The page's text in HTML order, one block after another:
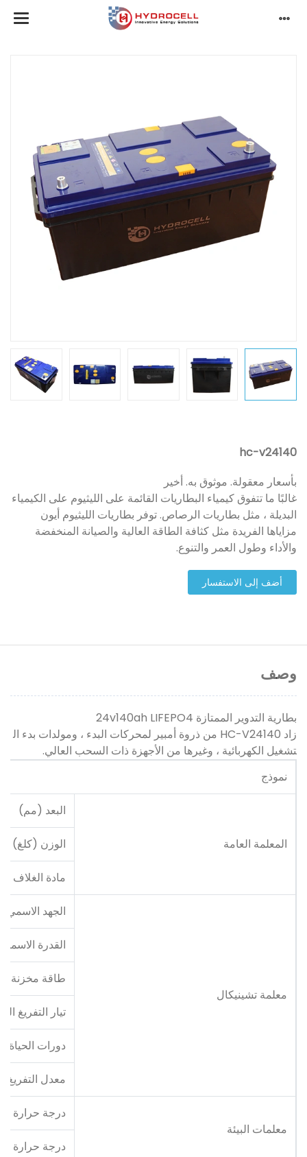
hc-v24140
بأسعار معقولة. موثوق به. أخير
غالبًا ما تتفوق كيمياء البطاريات القائمة على الليثيوم على الكيمياء
البديلة ، مثل بطاريات الرصاص. توفر بطاريات الليثيوم أيون
مزاياها الفريدة مثل كثافة الطاقة العالية والصيانة المنخفضة
والأداء وطول العمر والتنوع.
أضف إلى الاستفسار
وصف
بطارية التدوير الممتازة 24v140ah LIFEPO4
زاد HC-V24140 من ذروة أمبير لمحركات البدء ، ومولدات بدء ال
تشغيل الكهربائية ، وغيرها من الأجهزة ذات السحب العالي.
نموذج
المعلمة العامة
البعد (مم)
الوزن (كلغ)
مادة الغلاف
معلمة تشينيكال
الجهد الاسمي
القدرة الاسمية
طاقة مخزنة
تيار التفريغ
دورات الحياة
معدل التفريغ
معلمات البيئة
درجة حرارة
درجة حرارة